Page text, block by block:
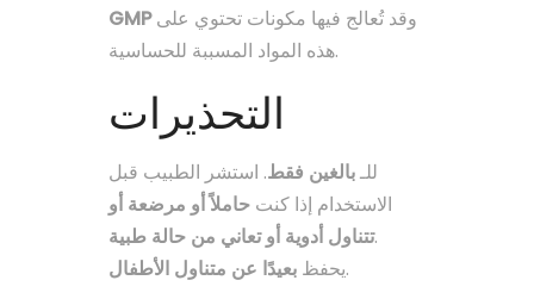
GMPوقد تُعالج فيها مكونات تحتوي على
هذه المواد المسببة للحساسية.
التحذيرات
للـبالغين فقط. استشر الطبيب قبل
الاستخدام إذا كنت حاملاً أو مرضعة أو
تتناول أدوية أو تعاني من حالة طبية.
يحفظ بعيدًا عن متناول الأطفال
.